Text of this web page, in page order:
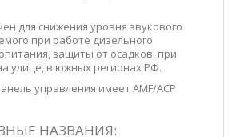
для снижения уровня звукового
при работе дизельного
защиты от осадков, при
улице, в южных регионах РФ.
управления имеет AMF/ACP
НАЗВАНИЯ: